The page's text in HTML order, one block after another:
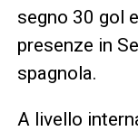
segno 30 gol
presenze in
spagnola.
A livello